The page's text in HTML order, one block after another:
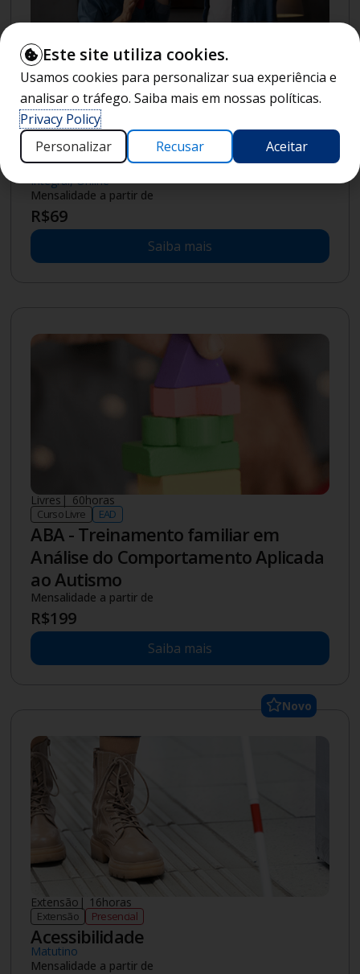
Livres| 20horas
Curso Livre EAD
A Nova Longevidade (NOLT) -
Relações Humanas
Integral, Online
Mensalidade a partir de
R$69
Saiba mais
Livres| 60horas
Curso Livre EAD
ABA - Treinamento familiar em
Análise do Comportamento Aplicada
ao Autismo
Mensalidade a partir de
R$199
Saiba mais
Novo
Extensão | 16horas
Extensão Presencial
Acessibilidade
Matutino
Mensalidade a partir de
Este site utiliza cookies.
Usamos cookies para personalizar sua experiência e
analisar o tráfego. Saiba mais em nossas políticas.
Privacy Policy
Personalizar
Recusar Aceitar